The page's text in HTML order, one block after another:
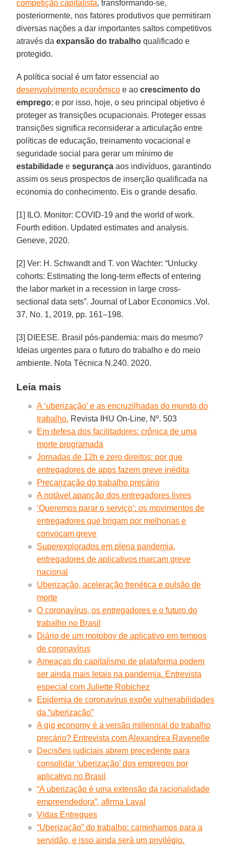
competição capitalista, transformando-se,
posteriormente, nos fatores produtivos que permitiram
diversas nações a dar importantes saltos competitivos
através da expansão do trabalho qualificado e
protegido.
A política social é um fator essencial ao
desenvolvimento econômico e aocrescimento do
emprego; e por isso, hoje, o seu principal objetivo é
proteger as transições ocupacionais. Proteger essas
transições significa reconsiderar a articulação entre
políticas de educação, treinamento vocacional e
seguridade social para gerar um mínimo de
estabilidade esegurança aos indivíduos, garantindo
assim os seus prospectos de inserção qualificada na
economia do conhecimento. Eis o grande desafio.
[1] ILO. Monitor: COVID-19 and the world of work.
Fourth edition. Updated estimates and analysis.
Geneve, 2020.
[2] Ver: H. Schwandt and T. von Wachter: “Unlucky
cohorts: Estimating the long-term effects of entering
the labor market in a recession in large cross-
sectional data sets”. Journal of Labor Economics .Vol.
37, No. 1, 2019, pp. 161–198.
[3] DIEESE. Brasil pós-pandemia: mais do mesmo?
Ideias urgentes para o futuro do trabalho e do meio
ambiente. Nota Técnica N.240. 2020.
Leia mais
A ‘uberização’ e as encruzilhadas do mundo do
trabalho. Revista IHU On-Line, Nº. 503
Em defesa dos facilitadores: crônica de uma
morte programada
Jornadas de 12h e zero direitos: por que
entregadores de apps fazem greve inédita
Precarização do trabalho precário
A notável aparição dos entregadores livres
‘Queremos parar o serviço’: os movimentos de
entregadores que brigam por melhorias e
convocam greve
Superexplorados em plena pandemia,
entregadores de aplicativos marcam greve
nacional
Uberização, aceleração frenética e pulsão de
morte
O coronavírus, os entregadores e o futuro do
trabalho no Brasil
Diário de um motoboy de aplicativo em tempos
de coronavírus
Ameaças do capitalismo de plataforma podem
ser ainda mais letais na pandemia. Entrevista
especial com Juliette Robichez
Epidemia de coronavírus expõe vulnerabilidades
da “uberização”
A gig economy é a versão millennial do trabalho
precário? Entrevista com Alexandrea Ravenelle
Decisões judiciais abrem precedente para
consolidar ‘uberização’ dos empregos por
aplicativo no Brasil
“A uberização é uma extensão da racionalidade
empreendedora”, afirma Laval
Vidas Entregues
“Uberização” do trabalho: caminhamos para a
servidão, e isso ainda será um privilégio.